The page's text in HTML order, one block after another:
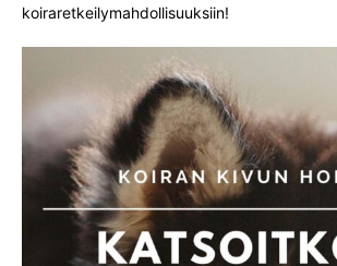
koiraretkeilymahdollisuuksiin!